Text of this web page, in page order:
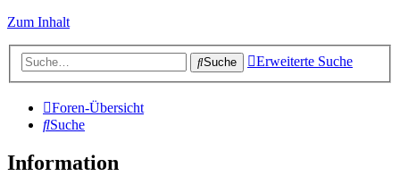
Zum Inhalt
Suche Erweiterte Suche
Foren-Übersicht
Suche
Information